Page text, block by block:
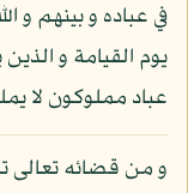
في عباده و بينهم
يوم القيامة و
عباد مملوكون لا
و من قضائه تعالى